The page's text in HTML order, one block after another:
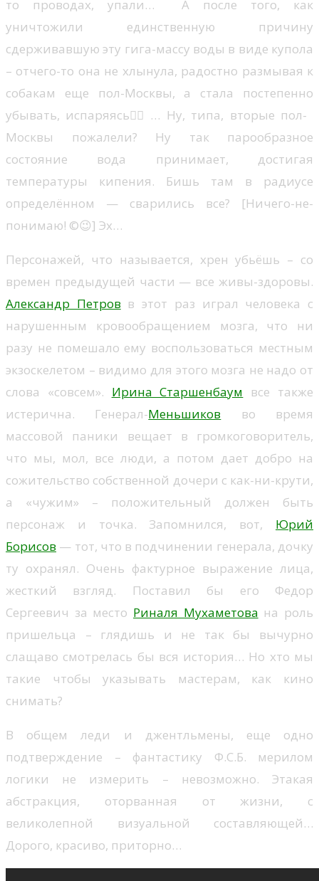
то проводах, упали… А после того, как
уничтожили единственную причину
сдерживавшую эту гига-массу воды в виде купола
– отчего-то она не хлынула, радостно размывая к
собакам еще пол-Москвы, а стала постепенно
убывать, испаряясь🤷‍♂️… Ну, типа, вторые пол-
Москвы пожалели? Ну так парообразное
состояние вода принимает, достигая
температуры кипения. Бишь там в радиусе
определённом — сварились все? [Ничего-не-
понимаю! ©😉] Эх…
Персонажей, что называется, хрен убьёшь – со
времен предыдущей части — все живы-здоровы.
Александр Петров в этот раз играл человека с
нарушенным кровообращением мозга, что ни
разу не помешало ему воспользоваться местным
экзоскелетом – видимо для этого мозга не надо от
слова «совсем». Ирина Старшенбаум все также
истерична. Генерал-Меньшиков во время
массовой паники вещает в громкоговоритель,
что мы, мол, все люди, а потом дает добро на
сожительство собственной дочери с как-ни-крути,
а «чужим» – положительный должен быть
персонаж и точка. Запомнился, вот, Юрий
Борисов — тот, что в подчинении генерала, дочку
ту охранял. Очень фактурное выражение лица,
жесткий взгляд. Поставил бы его Федор
Сергеевич за место Риналя Мухаметова на роль
пришельца – глядишь и не так бы вычурно
слащаво смотрелась бы вся история… Но хто мы
такие чтобы указывать мастерам, как кино
снимать?
В общем леди и джентльмены, еще одно
подтверждение – фантастику Ф.С.Б. мерилом
логики не измерить – невозможно. Этакая
абстракция, оторванная от жизни, с
великолепной визуальной составляющей…
Дорого, красиво, приторно…